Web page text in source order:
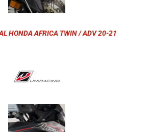
HONDA AFRICA TWIN / ADV 20-21